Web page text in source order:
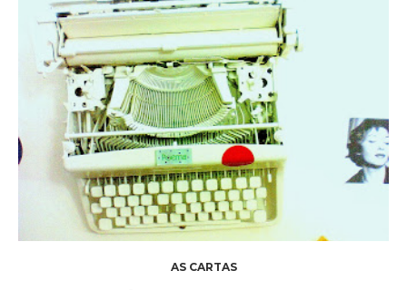
AS CARTAS